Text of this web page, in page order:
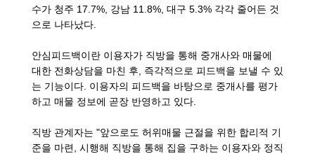
수가 청주 17.7%, 강남 11.8%, 대구 5.3% 각각 줄어든 것
으로 나타났다.
안심피드백이란 이용자가 직방을 통해 중개사와 매물에
대한 전화상담을 마친 후, 즉각적으로 피드백을 보낼 수 있
는 기능이다. 이용자의 피드백을 바탕으로 중개사를 평가
하고 매물 정보에 곧장 반영하고 있다.
직방 관계자는 "앞으로도 허위매물 근절을 위한 합리적 기
준을 마련, 시행해 직방을 통해 집을 구하는 이용자와 정직